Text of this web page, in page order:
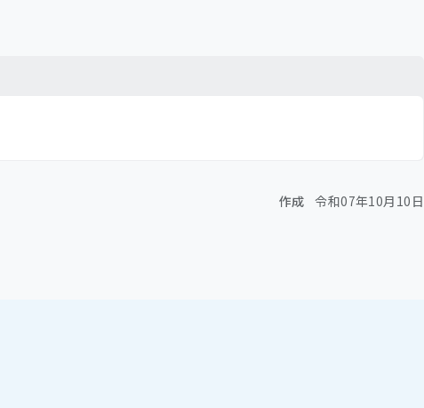
作成 令和07年10月10日